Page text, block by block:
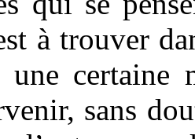
à trouver
certaine
sans